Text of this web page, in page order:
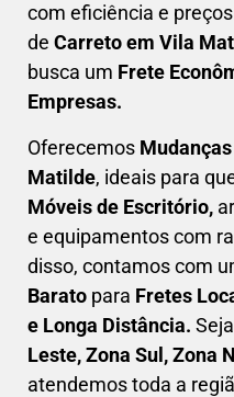
com eficiência e
de Carreto em Vila
busca um Frete
Empresas.
Oferecemos
Matilde, ideais para
Móveis de Escritório,
e equipamentos com
disso, contamos com
Barato para Fretes
e Longa Distância.
Leste, Zona Sul, Zona
atendemos toda a